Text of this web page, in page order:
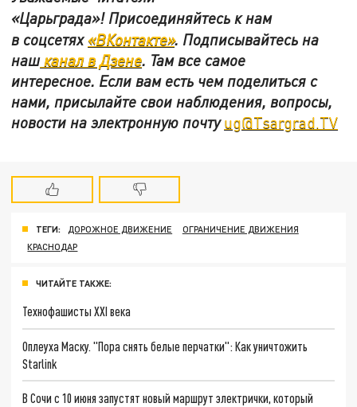
«Царьграда»! Присоединяйтесь к нам
в соцсетях«ВКонтакте». Подписывайтесь на
нашканал в Дзене. Там все самое
интересное. Если вам есть чем поделиться с
нами, присылайте свои наблюдения, вопросы,
новости на электронную почтуug@Tsargrad.TV
ТЕГИ: ДОРОЖНОЕ ДВИЖЕНИЕ
ОГРАНИЧЕНИЕ ДВИЖЕНИЯ
КРАСНОДАР
ЧИТАЙТЕ ТАКЖЕ:
Технофашисты XXI века
Оплеуха Маску. "Пора снять белые перчатки": Как уничтожить
Starlink
В Сочи с 10 июня запустят новый маршрут электрички, который